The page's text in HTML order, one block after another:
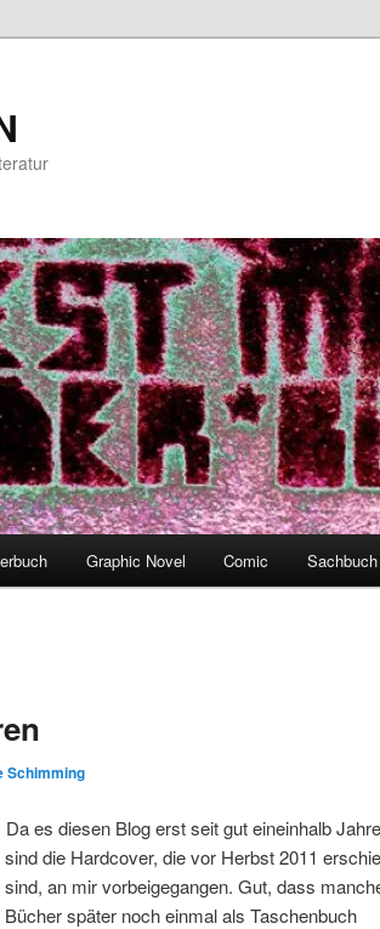
Graphic Novel Comic Sachbuch
Schimming
Da es diesen Blog erst seit gut eineinhalb
sind die Hardcover, die vor Herbst 2011
sind, an mir vorbeigegangen. Gut, dass
Bücher später noch einmal als Taschenbuch